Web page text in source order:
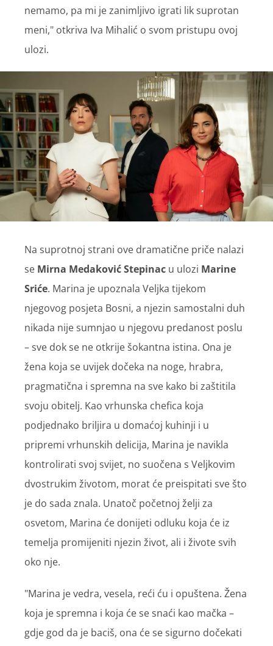
nemamo, pa mi je zanimljivo igrati lik suprotan
meni," otkriva Iva Mihalić o svom pristupu ovoj
ulozi.
Na suprotnoj strani ove dramatične priče nalazi
se Mirna MedakovićStepinac u ulozi Marine
Sriće. Marina je upoznala Veljka tijekom
njegovog posjeta Bosni, a njezin samostalni duh
nikada nije sumnjao u njegovu predanost poslu
– sve dok se ne otkrije šokantna istina. Ona je
žena koja se uvijek dočeka na noge, hrabra,
pragmatična i spremna na sve kako bi zaštitila
svoju obitelj. Kao vrhunska chefica koja
podjednako briljira u domaćoj kuhinji i u
pripremi vrhunskih delicija, Marina je navikla
kontrolirati svoj svijet, no suočena s Veljkovim
dvostrukim životom, morat će preispitati sve što
je do sada znala. Unatoč početnoj želji za
osvetom, Marina će donijeti odluku koja će iz
temelja promijeniti njezin život, ali i živote svih
oko nje.
"Marina je vedra, vesela, reći ću i opuštena. Žena
koja je spremna i koja će se snaći kao mačka –
gdje god da je baciš, ona će se sigurno dočekati